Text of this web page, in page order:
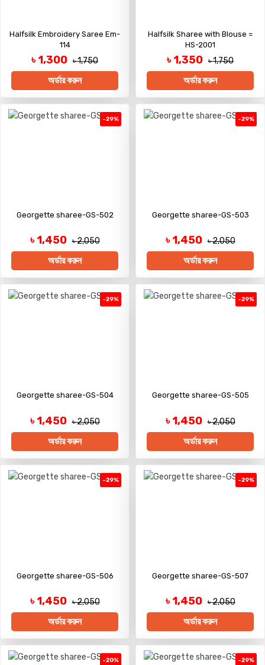
Halfsilk Embroidery Saree Em-
114
৳ 1,300 ৳ 1,750
অর্ডার করুন
Halfsilk Sharee with Blouse =
HS-2001
৳ 1,350 ৳ 1,750
অর্ডার করুন
-29%
Georgette sharee-GS-502
৳ 1,450 ৳ 2,050
অর্ডার করুন
-29%
Georgette sharee-GS-503
৳ 1,450 ৳ 2,050
অর্ডার করুন
-29%
Georgette sharee-GS-504
৳ 1,450 ৳ 2,050
অর্ডার করুন
-29%
Georgette sharee-GS-505
৳ 1,450 ৳ 2,050
অর্ডার করুন
-29%
Georgette sharee-GS-506
৳ 1,450 ৳ 2,050
অর্ডার করুন
-29%
Georgette sharee-GS-507
৳ 1,450 ৳ 2,050
অর্ডার করুন
-20% -29%